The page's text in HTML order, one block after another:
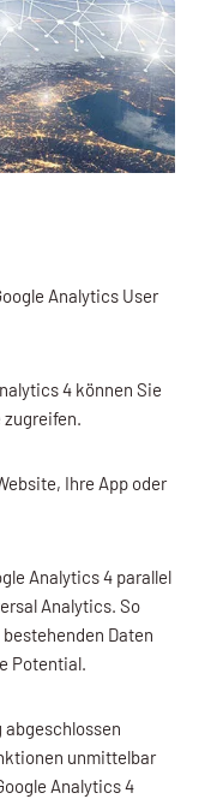
Analytics User
4 können Sie
zugreifen.
Ihre App oder
Analytics 4 parallel
Analytics. So
Daten
Potential.
abgeschlossen
unmittelbar
Analytics 4